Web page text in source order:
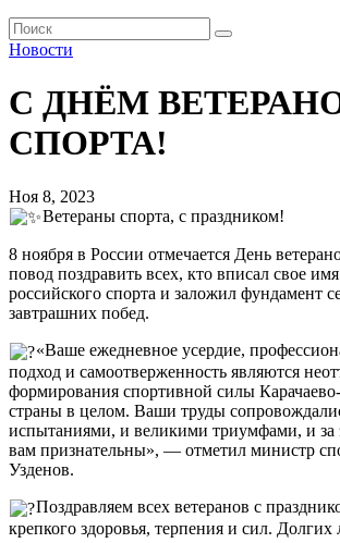
Новости
С ДНЁМ
СПОРТА!
Ноя 8, 2023
Ветераны спорта, с праздником!
8 ноября в России отмечается День
повод поздравить всех, кто вписал свое
российского спорта и заложил фундамент
завтрашних побед.
«Ваше ежедневное усердие,
подход и самоотверженность являются
формирования спортивной силы
страны в целом. Ваши труды
испытаниями, и великими триумфами, и за
вам признательны», — отметил министр
Узденов.
Поздравляем всех ветеранов с
крепкого здоровья, терпения и сил.